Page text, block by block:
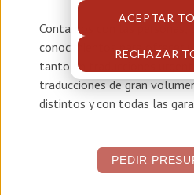
ACEPTAR
RECHAZAR
Contamos con las personas,
conocimientos para ofrecer
tanto en traducciones
traducciones de gran
distintos y con todas las
PEDIR